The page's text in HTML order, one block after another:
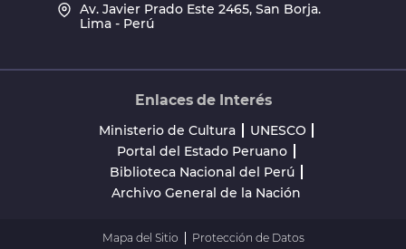
Av. Javier Prado Este 2465, San Borja.
Lima - Perú
Enlaces de Interés
Ministerio de Cultura
UNESCO
Portal del Estado Peruano
Biblioteca Nacional del Perú
Archivo General de la Nación
Mapa del Sitio Protección de Datos